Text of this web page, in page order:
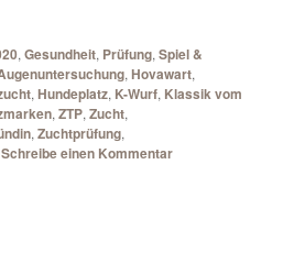
,Gesundheit, Prüfung,Spiel &
,Hovawart,
,Hundeplatz, K-Wurf, Klassik vom
,ZTP,Zucht,
,Zuchtprüfung,
Schreibe einen Kommentar